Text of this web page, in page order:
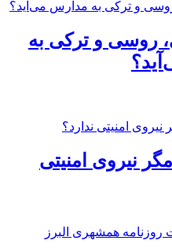
روسی و ترکی به
نیروی امنیتی